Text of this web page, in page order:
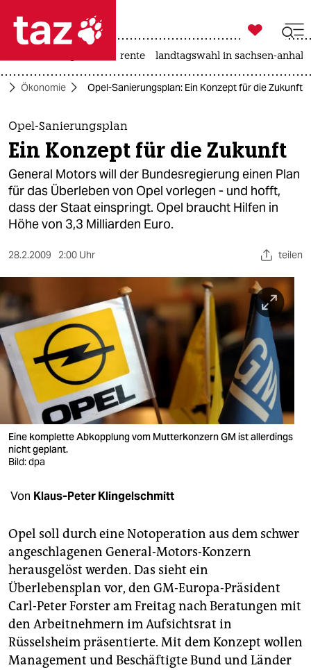
 taz zahl ich
taz zahl ich
themen
politik
öko
gesellschaft
kultur
sport
berlin
nord
wahrheit
verlag
verlag
veranstaltungen
unterstützen
abo
genossenschaft
epaper login

taz zahl ich
rente landtagswahl in sachsen-anhalt
Ökonomie Opel-Sanierungsplan: Ein Konzept für die Zukunft
Opel-Sanierungsplan
Ein Konzept für die Zukunft
General Motors will der Bundesregierung einen Plan
für das Überleben von Opel vorlegen - und hofft,
dass der Staat einspringt. Opel braucht Hilfen in
Höhe von 3,3 Milliarden Euro.
28.2.2009 2:00 Uhr teilen
Eine komplette Abkopplung vom Mutterkonzern GM ist allerdings
nicht geplant.
Bild: dpa
Von Klaus-Peter Klingelschmitt
Opel soll durch eine Notoperation aus dem schwer
angeschlagenen General-Motors-Konzern
herausgelöst werden. Das sieht ein
Überlebensplan vor, den GM-Europa-Präsident
Carl-Peter Forster am Freitag nach Beratungen mit
den Arbeitnehmern im Aufsichtsrat in
Rüsselsheim präsentierte. Mit dem Konzept wollen
Management und Beschäftigte Bund und Länder